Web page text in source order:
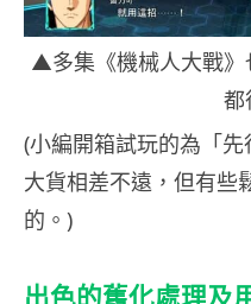
▲多集《機械人大戰》
都
(小編開箱試玩的為「
大貨相差不遠，但有些
的。)
出色的舊化處理及